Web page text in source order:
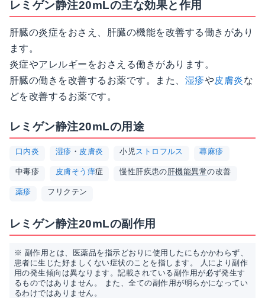
レミゲン静注20mLの主な効果と作用
肝臓の炎症をおさえ、肝臓の機能を改善する働きがあり
ます。
炎症やアレルギー をおさえる働きがあります。
肝臓の働きを改善するお薬です。また、 湿疹や皮膚炎な
どを改善するお薬です。
レミゲン静注20mLの用途
口内炎 湿疹 ・ 皮膚炎 小児 ストロフルス 蕁麻疹
中毒疹 皮膚そう痒症 慢性肝疾患の肝機能異常の改善
薬疹 フリクテン
レミゲン静注20mLの副作用
※ 副作用とは、医薬品を指示どおりに使用したにもかかわらず、
患者に生じた好ましくない症状のことを指します。 人により副作
用の発生傾向は異なります。記載されている副作用が必ず発生す
るものではありません。 また、全ての副作用が明らかになってい
るわけではありません。